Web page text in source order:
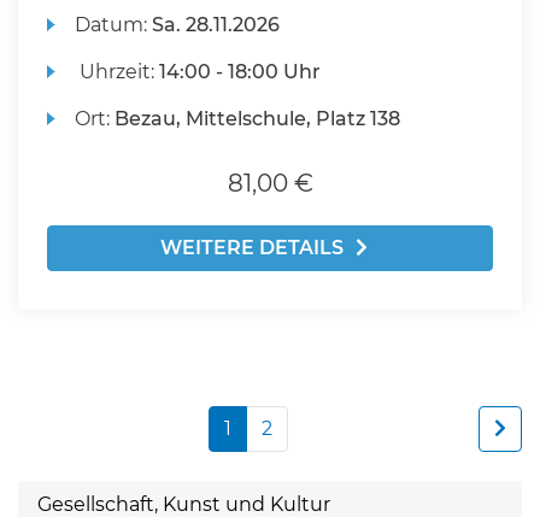
Datum:Sa. 28.11.2026
Uhrzeit:14:00 - 18:00 Uhr
Ort: Bezau, Mittelschule, Platz 138
81,00 €
WEITERE DETAILS
1 2
Gesellschaft, Kunst und Kultur